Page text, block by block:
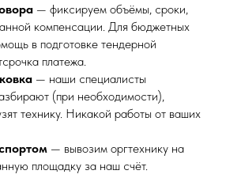
— фиксируем объёмы, сроки,
компенсации. Для бюджетных
в подготовке тендерной
платежа.
— наши специалисты
(при необходимости),
технику. Никакой работы от ваших
— вывозим оргтехнику на
площадку за наш счёт.